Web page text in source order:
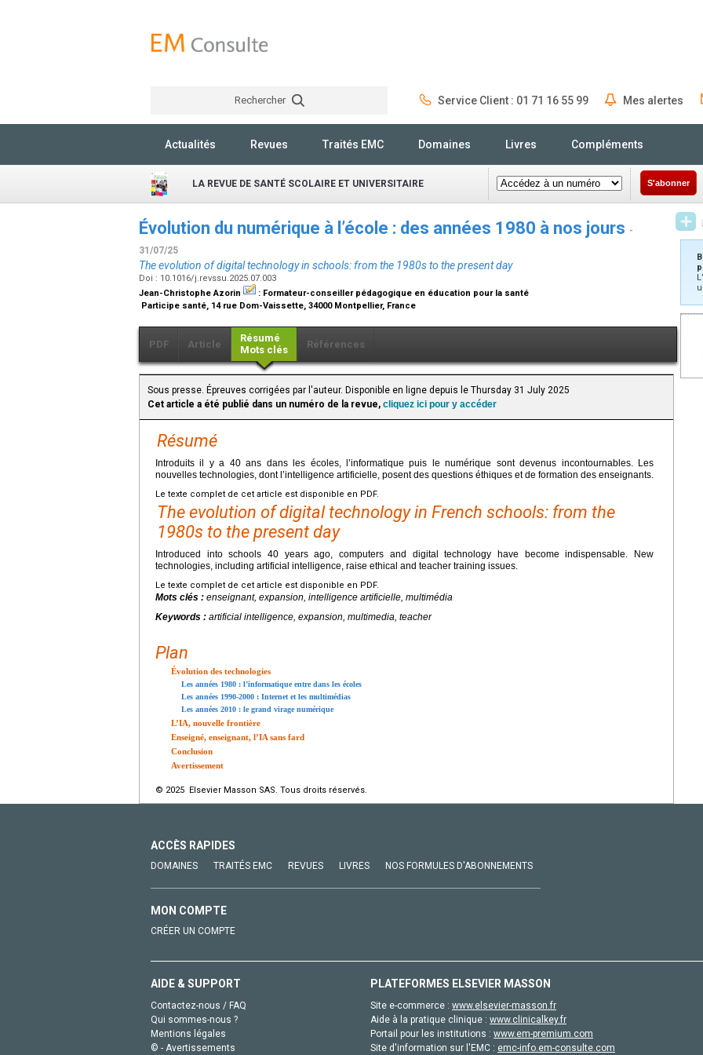
Rechercher Service Client : 01 71 16 55 99 Mes alertes
Actualités Revues Traités EMC Domaines Livres Compléments
LA REVUE DE SANTÉ SCOLAIRE ET UNIVERSITAIRE S'abonner
Évolution du numérique à l’école : des années 1980 à nos jours -
31/07/25
The evolution of digital technology in schools: from the 1980s to the present day
Doi : 10.1016/j.revssu.2025.07.003
Jean-Christophe Azorin
: Formateur-conseiller pédagogique en éducation pour la santé
Participe santé, 14 rue Dom-Vaissette, 34000 Montpellier, France
PDF Article
Résumé
Mots clés
Références
Sous presse. Épreuves corrigées par l'auteur. Disponible en ligne depuis le Thursday 31 July 2025
Cet article a été publié dans un numéro de la revue, cliquez ici pour y accéder
Résumé
Introduits il y a 40 ans dans les écoles, l’informatique puis le numérique sont devenus incontournables. Les
nouvelles technologies, dont l’intelligence artificielle, posent des questions éthiques et de formation des enseignants.
Le texte complet de cet article est disponible en PDF.
The evolution of digital technology in French schools: from the
1980s to the present day
Introduced into schools 40 years ago, computers and digital technology have become indispensable. New
technologies, including artificial intelligence, raise ethical and teacher training issues.
Le texte complet de cet article est disponible en PDF.
Mots clés : enseignant, expansion, intelligence artificielle, multimédia
Keywords : artificial intelligence, expansion, multimedia, teacher
Plan
Évolution des technologies
Les années 1980 : l’informatique entre dans les écoles
Les années 1990-2000 : Internet et les multimédias
Les années 2010 : le grand virage numérique
L’IA, nouvelle frontière
Enseigné, enseignant, l’IA sans fard
Conclusion
Avertissement
© 2025 Elsevier Masson SAS. Tous droits réservés.
ACCÈS RAPIDES
DOMAINES TRAITÉS EMC REVUES LIVRES NOS FORMULES D'ABONNEMENTS
MON COMPTE
CRÉER UN COMPTE
AIDE & SUPPORT
Contactez-nous / FAQ
Qui sommes-nous ?
Mentions légales
© - Avertissements
PLATEFORMES ELSEVIER MASSON
Site e-commerce : www.elsevier-masson.fr
Aide à la pratique clinique : www.clinicalkey.fr
Portail pour les institutions : www.em-premium.com
Site d'information sur l'EMC : emc-info.em-consulte.com